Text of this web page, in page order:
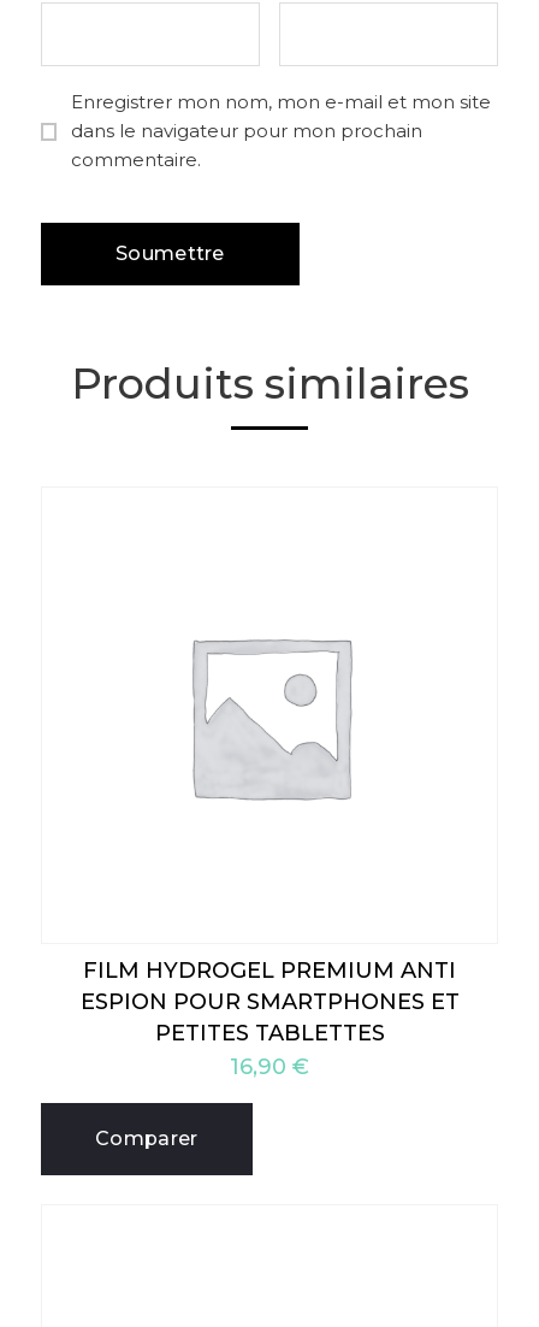
Enregistrer mon nom, mon e-mail et mon site
dans le navigateur pour mon prochain
commentaire.
Produits similaires
FILM HYDROGEL PREMIUM ANTI
ESPION POUR SMARTPHONES ET
PETITES TABLETTES
16,90 €
Comparer